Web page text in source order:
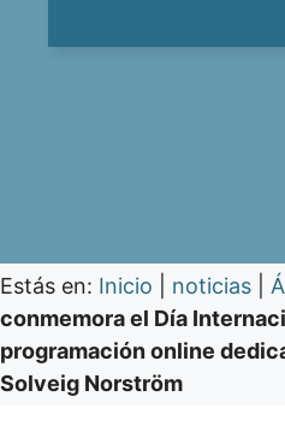
Estás en: Inicio noticias
conmemora el Día
programación online
Solveig Norström